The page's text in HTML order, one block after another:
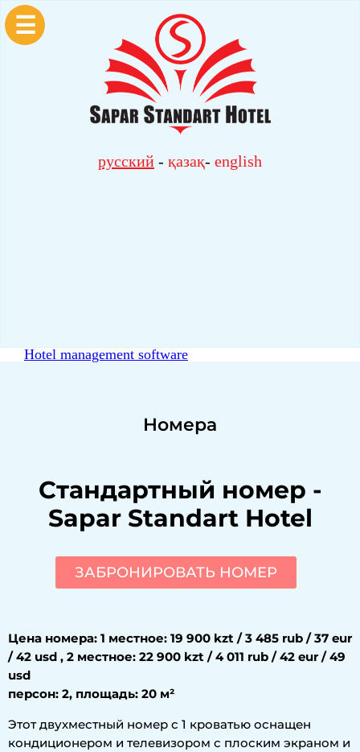
☰
русский - қазақ- english
Hotel management software
Номера
Стандартный номер -
Sapar Standart Hotel
ЗАБРОНИРОВАТЬ НОМЕР
Цена номера: 1 местное: 19 900 kzt / 3 485 rub / 37 eur
/ 42 usd , 2 местное: 22 900 kzt / 4 011 rub / 42 eur / 49
usd
персон: 2, площадь: 20 м²
Этот двухместный номер с 1 кроватью оснащен
кондиционером и телевизором с плоским экраном и